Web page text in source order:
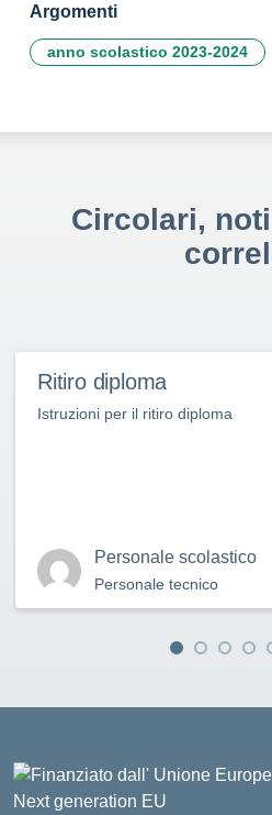
Argomenti
anno scolastico 2023-2024
Circolari,
Ritiro diploma
Istruzioni per il ritiro diploma
Personale scolastico
Personale tecnico